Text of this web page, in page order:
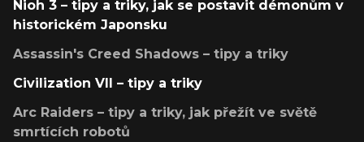
Nioh 3 – tipy a triky, jak se postavit démonům v
historickém Japonsku
Assassin's Creed Shadows – tipy a triky
Civilization VII – tipy a triky
Arc Raiders – tipy a triky, jak přežít ve světě
smrtících robotů